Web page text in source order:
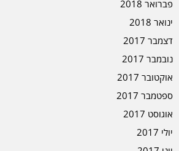
פברואר 2018
ינואר 2018
דצמבר 2017
נובמבר 2017
אוקטובר 2017
ספטמבר 2017
אוגוסט 2017
יולי 2017